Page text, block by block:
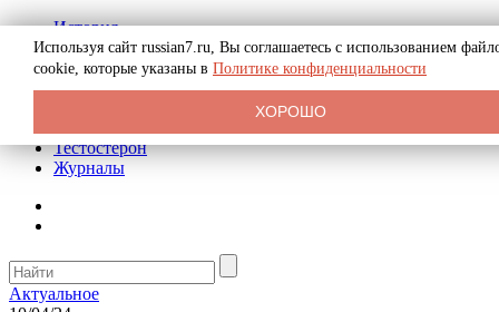
История
Биография
Криминал
Реклама на сайте
Тестостерон
Журналы
Актуальное
Используя сайт russian7.ru, Вы соглашаетесь с использованием
cookie, которые указаны в Политике конфиденциальности
ХОРОШО